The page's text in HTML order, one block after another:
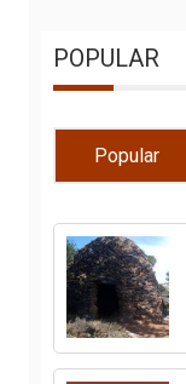
POPULAR
Popular